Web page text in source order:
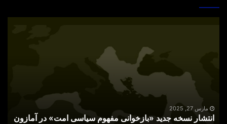
آمازونمارس 27, 2025
انتشار نسخه جدید «بازخوانی مفهوم سیاسی امت» در آمازون